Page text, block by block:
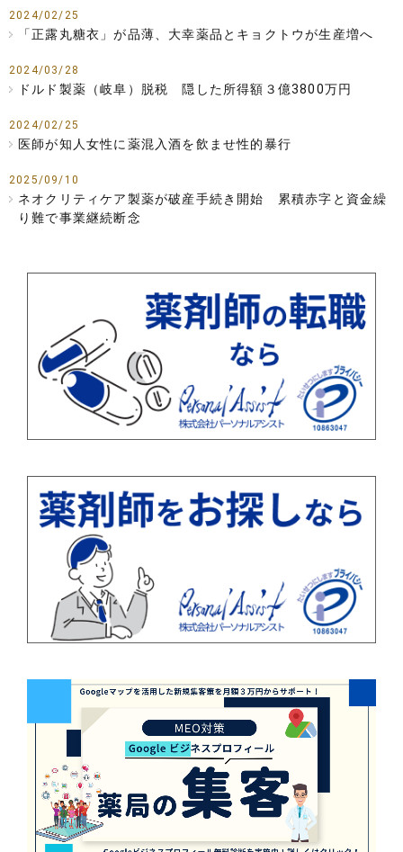
2024/02/25
「正露丸糖衣」が品薄、大幸薬品とキョクトウが生産増へ
2024/03/28
ドルド製薬（岐阜）脱税 隠した所得額３億3800万円
2024/02/25
医師が知人女性に薬混入酒を飲ませ性的暴行
2025/09/10
ネオクリティケア製薬が破産手続き開始 累積赤字と資金繰
り難で事業継続断念